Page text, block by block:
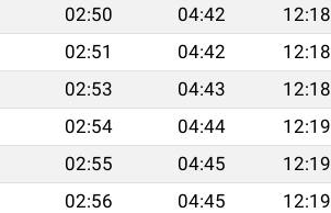
02:50 04:42 12:18
02:51 04:42 12:18
02:53 04:43 12:18
02:54 04:44 12:19
02:55 04:45 12:19
02:56 04:45 12:19